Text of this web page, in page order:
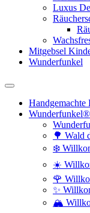
Luxus
Mitgebsel
Wunderfunkel
Handgemachte
Wunderfunkel®
🌳 Wald
❄️
☀️
🌹
✨
🏔️